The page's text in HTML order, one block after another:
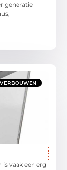
generatie.
VERBOUWEN
vaak een erg